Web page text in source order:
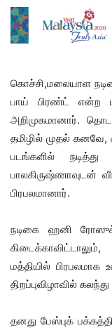
கொச்சி,மலையாள
பாய் பிரண்ட் என்ற
அறிமுகமானார்.
தமிழில் முதல் கனவே,
படங்களில் நடித்து
பாலகிருஷ்ணாவுடன்
பிரபலமானார்.
நடிகை ஹனி
மத்தியில்
திறப்புவிழாவில்
தனது பேஸ்புக்